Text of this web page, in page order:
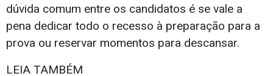
dúvida comum entre os candidatos é se vale a
pena dedicar todo o recesso à preparação para a
prova ou reservar momentos para descansar.
LEIA TAMBÉM